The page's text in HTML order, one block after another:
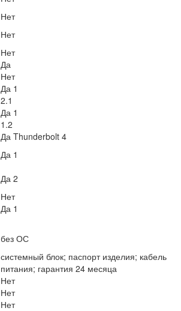
Нет
Нет
Нет
Да
Нет
Да 1
2.1
Да 1
1.2
Да Thunderbolt 4
Да 1
Да 2
Нет
Да 1
без ОС
системный блок; паспорт изделия; кабель
питания; гарантия 24 месяца
Нет
Нет
Нет